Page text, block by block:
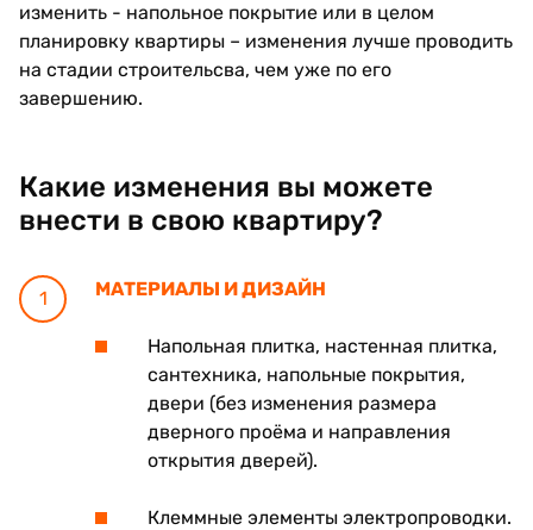
изменить - напольное покрытие или в целом
планировку квартиры – изменения лучше проводить
на стадии строительсва, чем уже по его
завершению.
Какие изменения вы можете
внести в свою квартиру?
1 МАТЕРИАЛЫ И ДИЗАЙН
Напольная плитка, настенная плитка,
сантехника, напольные покрытия,
двери (без изменения размера
дверного проёма и направления
открытия дверей).
Клеммные элементы электропроводки.